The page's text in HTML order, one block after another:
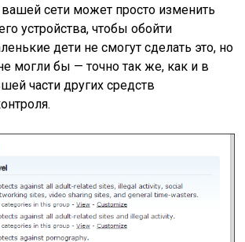
сети может просто изменить
устройства, чтобы обойти
дети не смогут сделать это, но
могли бы — точно так же, как и в
части других средств